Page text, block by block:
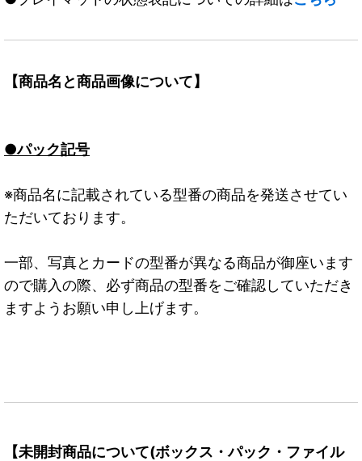
【商品名と商品画像について】
●パック記号
※商品名に記載されている型番の商品を発送させてい
ただいております。
一部、写真とカードの型番が異なる商品が御座います
ので購入の際、必ず商品の型番をご確認していただき
ますようお願い申し上げます。
【未開封商品について(ボックス・パック・ファイル